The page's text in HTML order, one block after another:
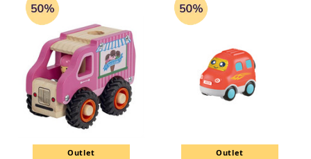
Outlet Outlet